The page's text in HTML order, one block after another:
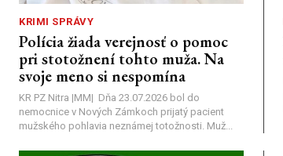
KRIMI SPRÁVY
Polícia žiada verejnosť o pomoc
pri stotožnení tohto muža. Na
svoje meno si nespomína
KR PZ Nitra |MM| Dňa 23.07.2026 bol do
nemocnice v Nových Zámkoch prijatý pacient
mužského pohlavia neznámej totožnosti. Muž...